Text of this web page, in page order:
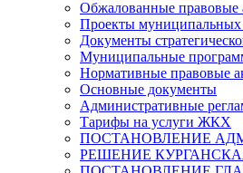
Обжалованные правовые
Проекты муниципальных
Документы
Муниципальные
Нормативные правовые
Основные документы
Административные
Тарифы на услуги ЖКХ
ПОСТАНОВЛЕНИЕ
РЕШЕНИЕ